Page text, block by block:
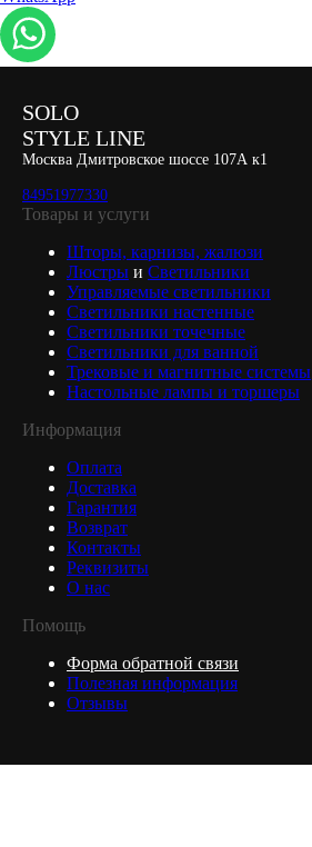
SOLO
STYLE LINE
Москва Дмитровское шоссе 107А к1
84951977330
Товары и услуги
Шторы, карнизы, жалюзи
Люстры и Светильники
Управляемые светильники
Светильники настенные
Светильники точечные
Светильники для ванной
Трековые и магнитные системы
Настольные лампы и торшеры
Информация
Оплата
Доставка
Гарантия
Возврат
Контакты
Реквизиты
О нас
Помощь
Форма обратной связи
Полезная информация
Отзывы